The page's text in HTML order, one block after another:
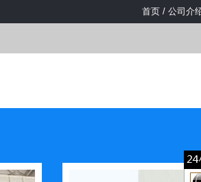
首页 / 公司介